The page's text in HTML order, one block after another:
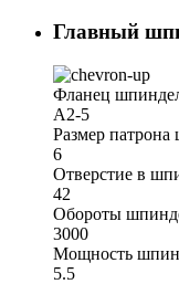
Главный
Фланец
A2-5
Размер
6
Отверстие в
42
Обороты
3000
Мощность
5.5